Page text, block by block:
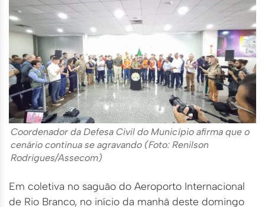
Coordenador da Defesa Civil do Município afirma que o
cenário continua se agravando (Foto: Renilson
Rodrigues/Assecom)
Em coletiva no saguão do Aeroporto Internacional
de Rio Branco, no início da manhã deste domingo